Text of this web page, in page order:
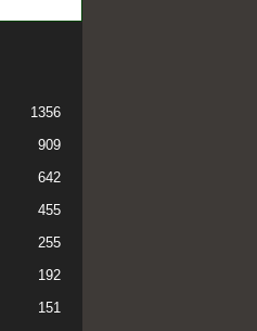
1356
909
642
455
255
192
151